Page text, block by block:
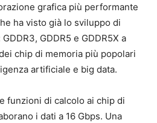
grafica più performante
ha visto già lo sviluppo di
GDDR5 e GDDR5X a
chip di memoria più popolari
artificiale e big data.
funzioni di calcolo ai chip di
i dati a 16 Gbps. Una